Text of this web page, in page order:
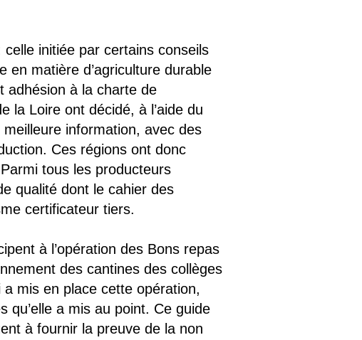
initiée par certains conseils
en matière d’agriculture durable
adhésion à la charte de
la Loire ont décidé, à l’aide du
information, avec des
Ces régions ont donc
tous les producteurs
qualité dont le cahier des
certificateur tiers.
à l’opération des Bons repas
des cantines des collèges
mis en place cette opération,
qu’elle a mis au point. Ce guide
à fournir la preuve de la non